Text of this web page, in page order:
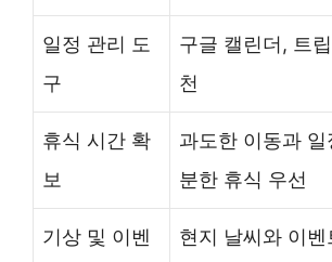
일정 관리 도
구
구글 캘린더, 트
천
휴식 시간 확
보
과도한 이동과
분한 휴식 우선
기상 및 이벤
현지 날씨와 이벤